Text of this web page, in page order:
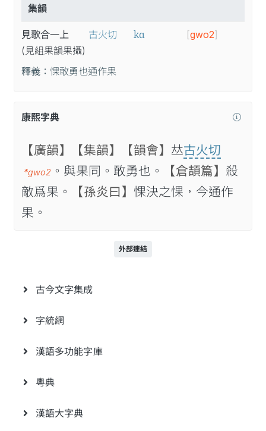
集韻
見歌合一上
(見組果韻果攝)
古火切 kɑ [gwo2]
釋義： 惈敢勇也通作果
康熙字典
【廣韻】 【集韻】 【韻會】 𠀤古火切
*gwo2 。與果同。敢勇也。 【倉頡篇】 殺
敵爲果。
【孫炎曰】 惈決之惈，今通作
果。
外部連結
古今文字集成
字統網
漢語多功能字庫
粵典
漢語大字典